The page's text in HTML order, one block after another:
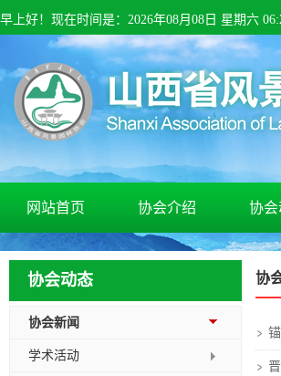
早上好！ 现在时间是： 2026年08月 08 日 星期六 06:
网站首页 协会介绍 协
协会动态
协会新闻
学术活动
协